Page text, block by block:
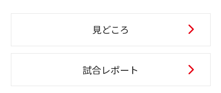
見どころ
試合レポート